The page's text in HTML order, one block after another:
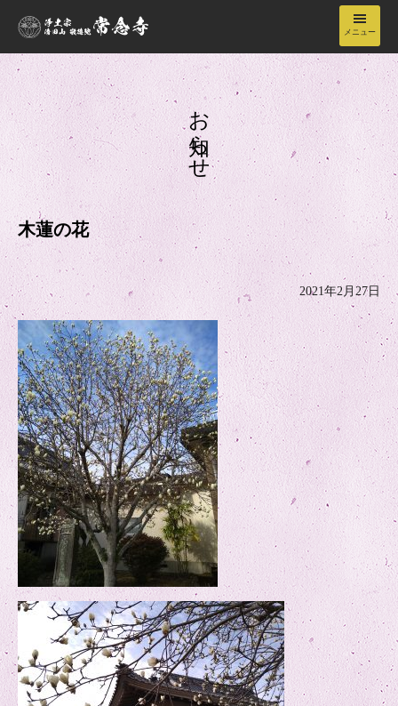
メニュー
常念寺について
境内
年間行事
納骨堂
お知らせ
お問い合わせ・アクセス
お知らせ
木蓮の花
2021年2月27日